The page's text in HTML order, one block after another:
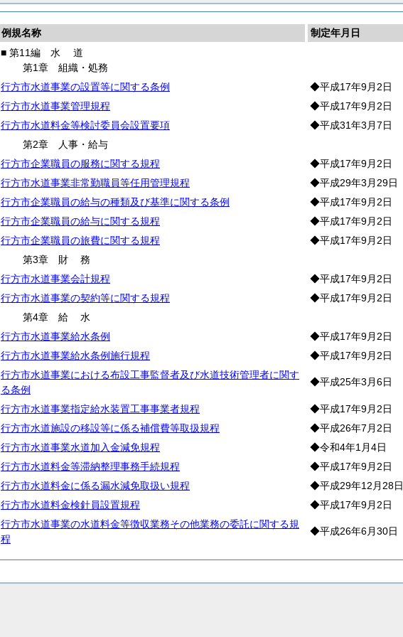
例規名称 制定年月日
■ 第11編 水 道
第1章 組織・処務
行方市水道事業の設置等に関する条例
◆平成17年9月2日
行方市水道事業管理規程
◆平成17年9月2日
行方市水道料金等検討委員会設置要項
◆平成31年3月7日
第2章 人事・給与
行方市企業職員の服務に関する規程
◆平成17年9月2日
行方市水道事業非常勤職員等任用管理規程
◆平成29年3月29日
行方市企業職員の給与の種類及び基準に関する条例
◆平成17年9月2日
行方市企業職員の給与に関する規程
◆平成17年9月2日
行方市企業職員の旅費に関する規程
◆平成17年9月2日
第3章 財務
行方市水道事業会計規程
◆平成17年9月2日
行方市水道事業の契約等に関する規程
◆平成17年9月2日
第4章 給水
行方市水道事業給水条例
◆平成17年9月2日
行方市水道事業給水条例施行規程
◆平成17年9月2日
行方市水道事業における布設工事監督者及び水道技術管理者に関す
る条例
◆平成25年3月6日
行方市水道事業指定給水装置工事事業者規程 ◆平成17年9月2日
行方市水道施設の移設等に係る補償費等取扱規程
◆平成26年7月2日
行方市水道事業水道加入金減免規程
◆令和4年1月4日
行方市水道料金等滞納整理事務手続規程
◆平成17年9月2日
行方市水道料金に係る漏水減免取扱い規程
◆平成29年12月28日
行方市水道料金検針員設置規程
◆平成17年9月2日
行方市水道事業の水道料金等徴収業務その他業務の委託に関する規
程
◆平成26年6月30日